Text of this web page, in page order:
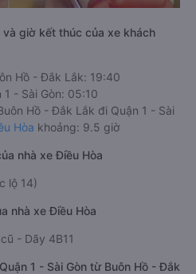
giờ kết thúc của xe khách
Hồ - Đắk Lắk: 19:40
1 - Sài Gòn: 05:10
Hồ - Đắk Lắk đi Quận 1 - Sài
Hòa khoảng: 9.5 giờ
nhà xe Điều Hòa
lộ 14)
nhà xe Điều Hòa
- Dãy 4B11
1 - Sài Gòn từ Buôn Hồ - Đắk